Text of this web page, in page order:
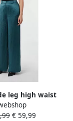
leg high waist
petrol
€ 59,99